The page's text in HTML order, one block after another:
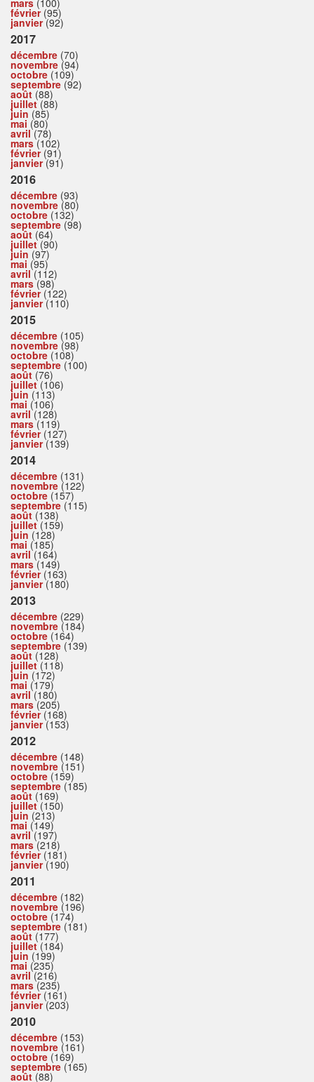
février(95)
janvier(92)
2017
décembre (70)
novembre (94)
octobre (109)
septembre (92)
août (88)
juillet(88)
juin (85)
mai (80)
avril(78)
mars(102)
février(91)
janvier(91)
2016
décembre (93)
novembre (80)
octobre (132)
septembre (98)
août (64)
juillet(90)
juin (97)
mai (95)
avril(112)
mars(98)
février(122)
janvier(110)
2015
décembre (105)
novembre (98)
octobre (108)
septembre (100)
août (76)
juillet(106)
juin (113)
mai (106)
avril(128)
mars(119)
février(127)
janvier(139)
2014
décembre (131)
novembre (122)
octobre (157)
septembre (115)
août (138)
juillet(159)
juin (128)
mai (185)
avril(164)
mars(149)
février(163)
janvier(180)
2013
décembre (229)
novembre (184)
octobre (164)
septembre (139)
août (128)
juillet(118)
juin (172)
mai (179)
avril(180)
mars(205)
février(168)
janvier(153)
2012
décembre (148)
novembre (151)
octobre (159)
septembre (185)
août (169)
juillet(150)
juin (213)
mai (149)
avril(197)
mars(218)
février(181)
janvier(190)
2011
décembre (182)
novembre (196)
octobre (174)
septembre (181)
août (177)
juillet(184)
juin (199)
mai (235)
avril(216)
mars(235)
février(161)
janvier(203)
2010
décembre (153)
novembre (161)
octobre (169)
septembre (165)
août (88)